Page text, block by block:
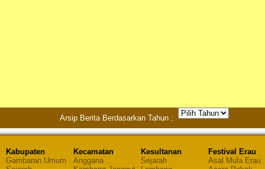
Arsip Berita Berdasarkan Tahun :
Kabupaten
Gambaran Umum
Kecamatan
Anggana
Kesultanan
Sejarah
Festival Erau
Asal Mula Erau